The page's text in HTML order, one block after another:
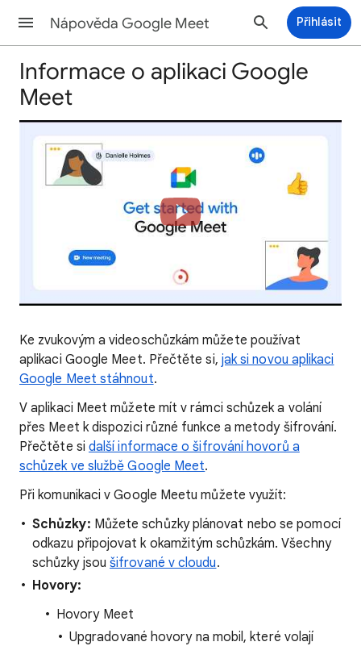
Nápověda Google Meet Přihlásit
Informace o aplikaci Google
Meet
Ke zvukovým a videoschůzkám můžete používat
aplikaci Google Meet. Přečtěte si, jak si novou aplikaci
Google Meet stáhnout.
V aplikaci Meet můžete mít v rámci schůzek a volání
přes Meet k dispozici různé funkce a metody šifrování.
Přečtěte si další informace o šifrování hovorů a
schůzek ve službě Google Meet.
Při komunikaci v Google Meetu můžete využít:
Schůzky: Můžete schůzky plánovat nebo se pomocí
odkazu připojovat k okamžitým schůzkám. Všechny
schůzky jsoušifrované v cloudu.
Hovory:
Hovory Meet
Upgradované hovory na mobil, které volají